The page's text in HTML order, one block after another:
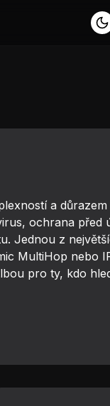
a
ochrana před
Jednou z
MultiHop nebo
pro ty, kdo